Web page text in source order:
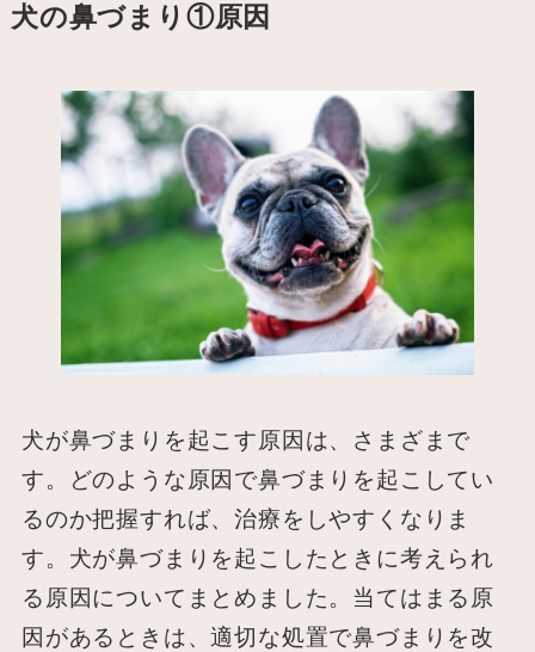
犬の鼻づまり①原因
犬が鼻づまりを起こす原因は、さまざまで
す。どのような原因で鼻づまりを起こしてい
るのか把握すれば、治療をしやすくなりま
す。犬が鼻づまりを起こしたときに考えられ
る原因についてまとめました。当てはまる原
因があるときは、適切な処置で鼻づまりを改